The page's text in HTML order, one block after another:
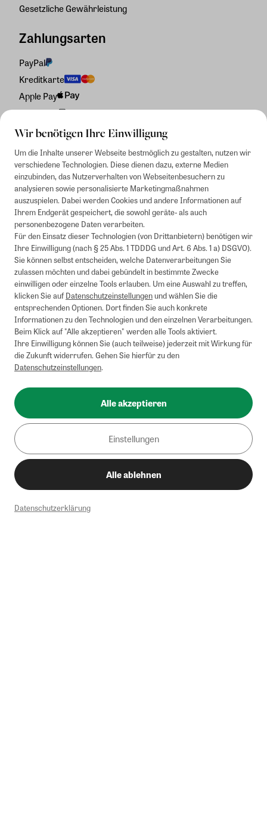
Wir benötigen Ihre Einwilligung
Um die Inhalte unserer Webseite bestmöglich zu gestalten, nutzen wir
verschiedene Technologien. Diese dienen dazu, externe Medien
einzubinden, das Nutzerverhalten von Webseitenbesuchern zu
analysieren sowie personalisierte Marketingmaßnahmen
auszuspielen. Dabei werden Cookies und andere Informationen auf
Ihrem Endgerät gespeichert, die sowohl geräte- als auch
personenbezogene Daten verarbeiten.
Für den Einsatz dieser Technologien (von Drittanbietern) benötigen wir
Ihre Einwilligung (nach § 25 Abs. 1 TDDDG und Art. 6 Abs. 1 a) DSGVO).
Sie können selbst entscheiden, welche Datenverarbeitungen Sie
zulassen möchten und dabei gebündelt in bestimmte Zwecke
einwilligen oder einzelne Tools erlauben. Um eine Auswahl zu treffen,
klicken Sie aufDatenschutzeinstellungenund wählen Sie die
entsprechenden Optionen. Dort finden Sie auch konkrete
Informationen zu den Technologien und den einzelnen Verarbeitungen.
Beim Klick auf "Alle akzeptieren" werden alle Tools aktiviert.
Ihre Einwilligung können Sie (auch teilweise) jederzeit mit Wirkung für
die Zukunft widerrufen. Gehen Sie hierfür zu den
Datenschutzeinstellungen.
Alle akzeptieren
Einstellungen
Alle ablehnen
Datenschutzerklärung
Gesetzliche Gewährleistung
Zahlungsarten
PayPal
Kreditkarte
Apple Pay
Rechnung